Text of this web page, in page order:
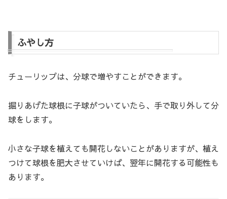
ふやし方
チューリップは、分球で増やすことができます。
掘りあげた球根に子球がついていたら、手で取り外して分
球をします。
小さな子球を植えても開花しないことがありますが、植え
つけて球根を肥大させていけば、翌年に開花する可能性も
あります。